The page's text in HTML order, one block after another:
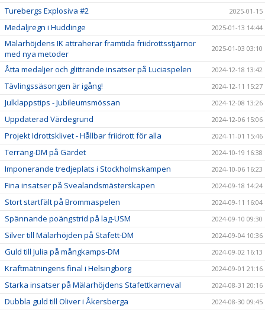
Turebergs Explosiva #2 2025-01-15
Medaljregn i Huddinge 2025-01-13 14:44
Mälarhöjdens IK attraherar framtida friidrottsstjärnor
med nya metoder
2025-01-03 03:10
Åtta medaljer och glittrande insatser på Luciaspelen 2024-12-18 13:42
Tävlingssäsongen är igång! 2024-12-11 15:27
Julklappstips - Jubileumsmössan 2024-12-08 13:26
Uppdaterad Värdegrund 2024-12-06 15:06
Projekt Idrottsklivet - Hållbar friidrott för alla 2024-11-01 15:46
Terräng-DM på Gärdet 2024-10-19 16:38
Imponerande tredjeplats i Stockholmskampen 2024-10-06 16:23
Fina insatser på Svealandsmästerskapen 2024-09-18 14:24
Stort startfält på Brommaspelen 2024-09-11 16:04
Spännande poängstrid på lag-USM 2024-09-10 09:30
Silver till Mälarhöjden på Stafett-DM 2024-09-04 10:36
Guld till Julia på mångkamps-DM 2024-09-02 16:13
Kraftmätningens final i Helsingborg 2024-09-01 21:16
Starka insatser på Mälarhöjdens Stafettkarneval 2024-08-31 20:16
Dubbla guld till Oliver i Åkersberga 2024-08-30 09:45